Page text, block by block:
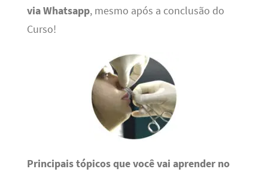
via Whatsapp, mesmo após a conclusão do
Curso!
Principais tópicos que você vai aprender no